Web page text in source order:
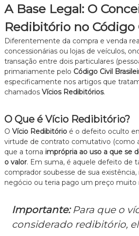
i
,
c
o
a
t
e
m
e
n
t
o
é
t
i
,
c
l
A Base Legal: O
Redibitório no Código
Diferentemente da compra e venda
concessionárias ou lojas de veículos,
transação entre dois particulares
primariamente pelo Código Civil
especificamente nos artigos que
chamados Vícios Redibitórios.
O Que é Vício Redibitório?
O Vício Redibitórioé o defeito oculto
virtude de contrato comutativo (como
que a torna imprópria ao uso a que se
o valor. Em suma, é aquele defeito de
comprador soubesse de sua
negócio ou teria pago um preço muito
Importante:Para que o
considerado redibitório,